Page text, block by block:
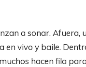
a sonar. Afuera,
en vivo y baile.
hacen fila